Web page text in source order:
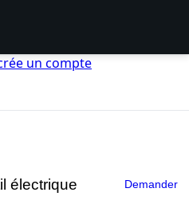
un compte
électrique Demander